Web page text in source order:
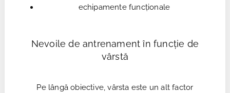
echipamente funcționale
Nevoile de antrenament în funcție de
vârstă
Pe lângă obiective, vârsta este un alt factor